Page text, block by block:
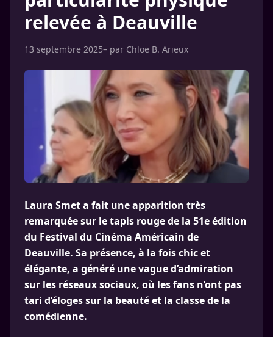
relevée à Deauville
13 septembre 2025– par Chloe B. Arieux
Laura Smet a fait une apparition très
remarquée sur le tapis rouge de la 51e édition
du Festival du Cinéma Américain de
Deauville. Sa présence, à la fois chic et
élégante, a généré une vague d’admiration
sur les réseaux sociaux, où les fans n’ont pas
tari d’éloges sur la beauté et la classe de la
comédienne.